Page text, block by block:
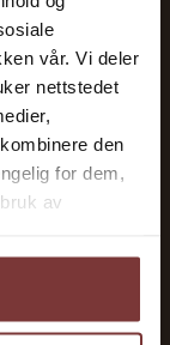
vår. Vi deler
nettstedet
den
for dem,
av